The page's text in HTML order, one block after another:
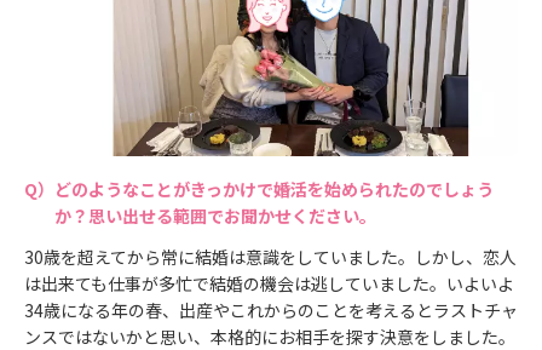
どのようなことがきっかけで婚活を始められたのでしょう
か？思い出せる範囲でお聞かせください。
30歳を超えてから常に結婚は意識をしていました。しかし、恋人
は出来ても仕事が多忙で結婚の機会は逃していました。いよいよ
34歳になる年の春、出産やこれからのことを考えるとラストチャ
ンスではないかと思い、本格的にお相手を探す決意をしました。